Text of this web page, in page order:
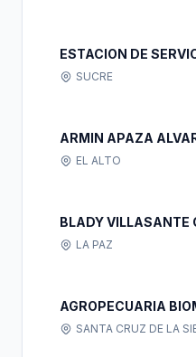
ESTACION DE
SUCRE
ARMIN APAZA
EL ALTO
BLADY VILLASANTE
LA PAZ
AGROPECUARIA
SANTA CRUZ DE LA